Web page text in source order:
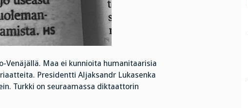
Venäjällä. Maa ei kunnioita humanitaarisia
Presidentti Aljaksandr Lukasenka
Turkki on seuraamassa diktaattorin